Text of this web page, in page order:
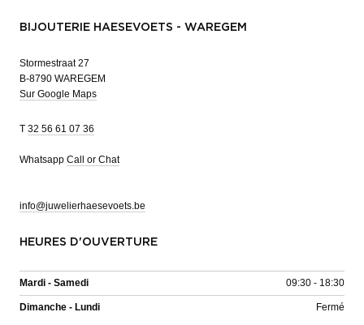
BIJOUTERIE HAESEVOETS - WAREGEM
Stormestraat 27
B-8790 WAREGEM
Sur Google Maps
T 32 56 61 07 36
Whatsapp Call or Chat
info@juwelierhaesevoets.be
HEURES D'OUVERTURE
Mardi - Samedi 09:30 - 18:30
Dimanche - Lundi Fermé